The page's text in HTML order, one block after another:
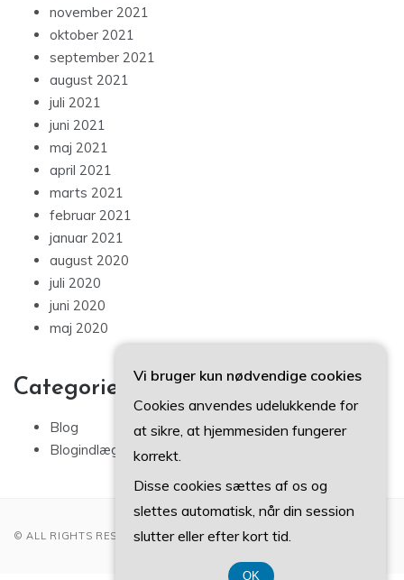
november 2021
oktober 2021
september 2021
august 2021
juli 2021
juni 2021
maj 2021
april 2021
marts 2021
februar 2021
januar 2021
august 2020
juli 2020
juni 2020
maj 2020
Categories
Blog
Blogindlæg
© ALL RIGHTS RESERVED 2022
Vi bruger kun nødvendige cookies
Cookies anvendes udelukkende for
at sikre, at hjemmesiden fungerer
korrekt.
Disse cookies sættes af os og
slettes automatisk, når din session
slutter eller efter kort tid.
OK